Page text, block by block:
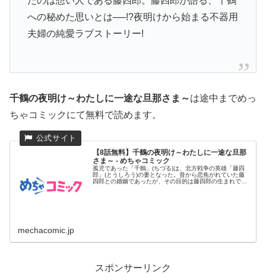
への秘めた思いとは──!?夜明けから始まる不器用
夫婦の純愛ラブストーリー!
千鶴の夜明け～わたしに一途な旦那さま～は途中までめっ
ちゃコミックにて無料で読めます。
【8話無料】千鶴の夜明け～わたしに一途な旦那
さま～ - めちゃコミック
孤児であった「千鶴」(ちづる)は、北方戦争の英雄「藤四
郎」(とうしろう)の妻となった。昔から恋焦がれていた藤
四郎との婚姻であったが、その目的は藤四郎の生まれであ
mechacomic.jp
スポンサーリンク